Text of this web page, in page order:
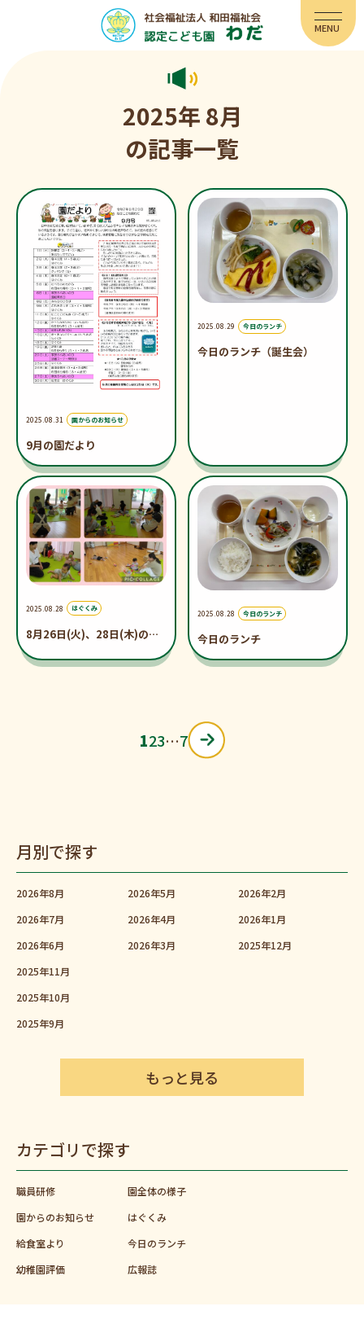
2025年 8月
の記事一覧
2025.08.31 園からのお知らせ
9月の園だより
2025.08.29 今日のランチ
今日のランチ（誕生会）
2025.08.28 はぐくみ
8月26日(火)、28日(木)のは
ぐくみ♪
2025.08.28 今日のランチ
今日のランチ
123…7
月別で探す
2026年8月
2026年7月
2026年6月
2026年5月
2026年4月
2026年3月
2026年2月
2026年1月
2025年12月
2025年11月
2025年10月
2025年9月
もっと見る
カテゴリで探す
職員研修
園からのお知らせ
給食室より
幼稚園評価
園全体の様子
はぐくみ
今日のランチ
広報誌